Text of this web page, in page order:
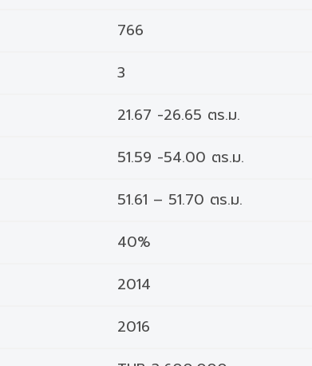
766
3
21.67 -26.65 ตร.ม.
51.59 -54.00 ตร.ม.
51.61 – 51.70 ตร.ม.
40%
2014
2016